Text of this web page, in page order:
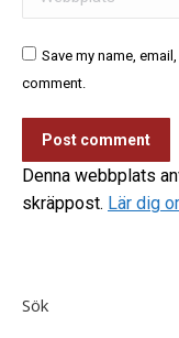
Save my name,
comment.
Post comment
Denna webbplats
skräppost. Lär dig
Sök